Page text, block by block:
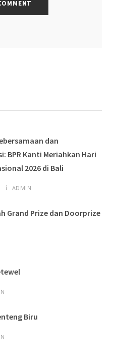
dan
BPR Kanti Meriahkan Hari
2026 di Bali
ADMIN
Grand Prize dan Doorprize
Biru